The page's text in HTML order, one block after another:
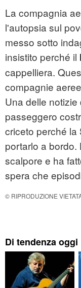
La compagnia
l'autopsia sul
messo sotto
insistito perché il
cappelliera.
compagnie
Una delle
passeggero
criceto perché la
portarlo a bordo.
scalpore e ha
spera che
© RIPRODUZIONE
Di tendenza oggi